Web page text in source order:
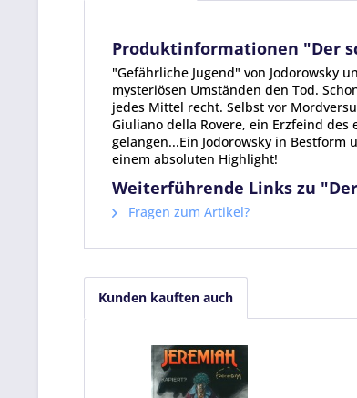
Produktinformationen "Der
"Gefährliche Jugend" von Jodorowsky
mysteriösen Umständen den Tod.
jedes Mittel recht. Selbst vor
Giuliano della Rovere, ein Erzfeind
gelangen...Ein Jodorowsky in
einem absoluten Highlight!
Weiterführende Links zu
Fragen zum Artikel?
Kunden kauften auch